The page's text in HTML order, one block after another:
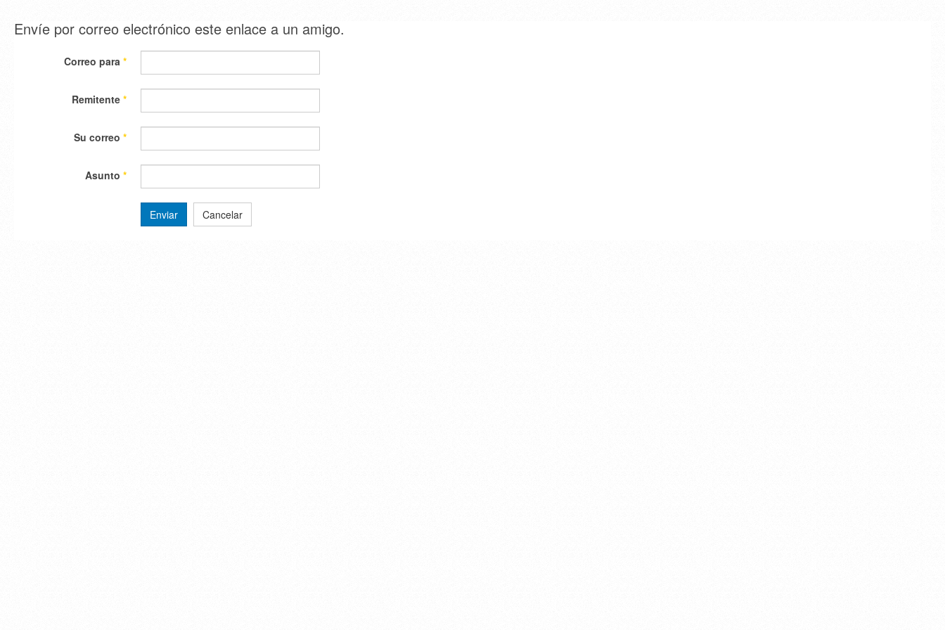
Envíe por correo electrónico este enlace a un amigo.
Correo para *
Remitente *
Su correo *
Asunto *
Enviar Cancelar